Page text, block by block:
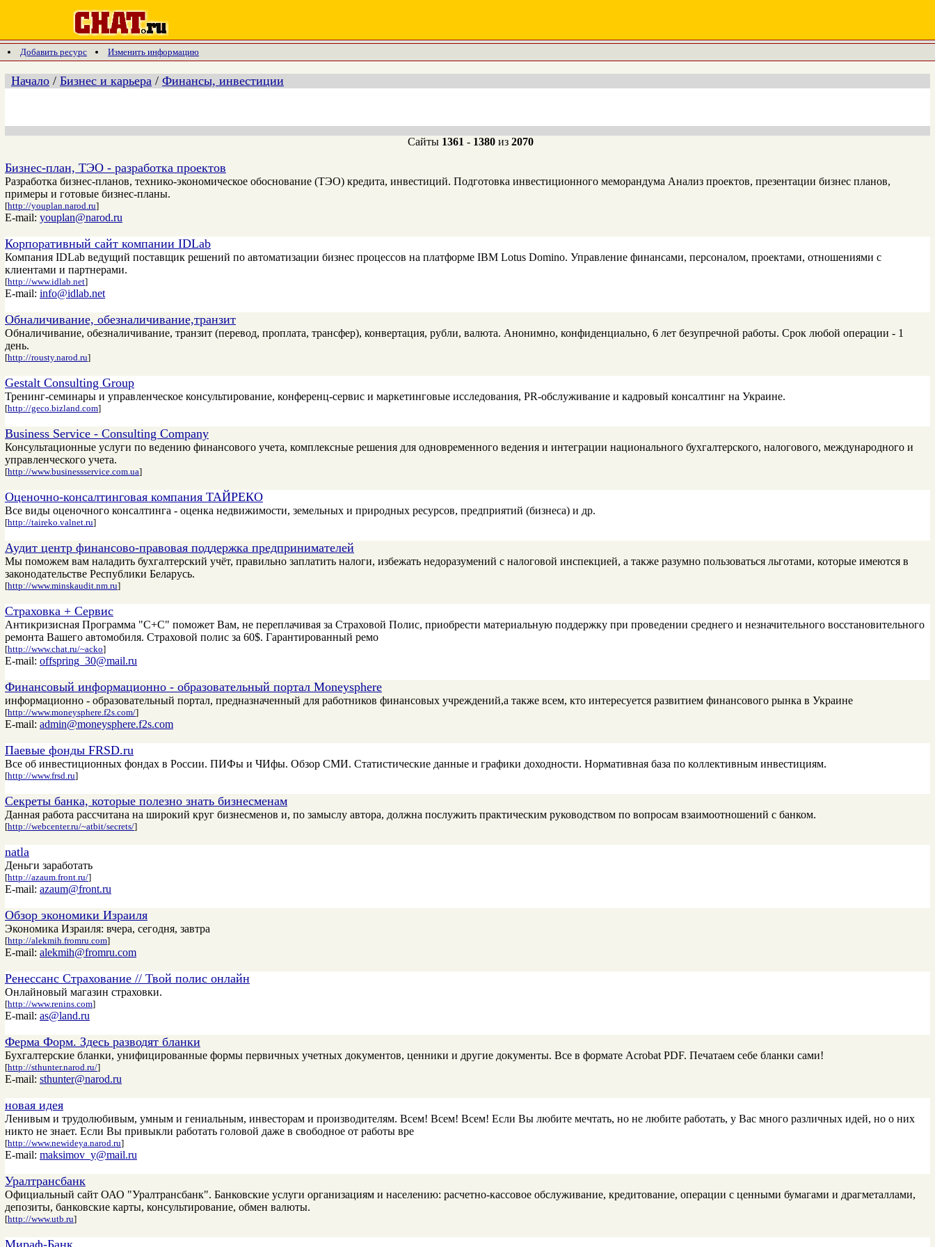
Добавить ресурс Изменить информацию
Начало / Бизнес и карьера / Финансы, инвестиции
Сайты 1361 - 1380из 2070
Бизнес-план, ТЭО - разработка проектов
Разработка бизнес-планов, технико-экономическое обоснование (ТЭО) кредита, инвестиций. Подготовка инвестиционного меморандума Анализ проектов, презентации бизнес планов,
примеры и готовые бизнес-планы.
[http://youplan.narod.ru]
E-mail: youplan@narod.ru
Корпоративный сайт компании IDLab
Компания IDLab ведущий поставщик решений по автоматизации бизнес процессов на платформе IBM Lotus Domino. Управление финансами, персоналом, проектами, отношениями с
клиентами и партнерами.
[http://www.idlab.net]
E-mail: info@idlab.net
Обналичивание, обезналичивание,транзит
Обналичивание, обезналичивание, транзит (перевод, проплата, трансфер), конвертация, рубли, валюта. Анонимно, конфиденциально, 6 лет безупречной работы. Срок любой операции - 1
день.
[http://rousty.narod.ru]
Gestalt Consulting Group
Тренинг-семинары и управленческое консультирование, конференц-сервис и маркетинговые исследования, PR-обслуживание и кадровый консалтинг на Украине.
[http://geco.bizland.com]
Business Service - Consulting Company
Консультационные услуги по ведению финансового учета, комплексные решения для одновременного ведения и интеграции национального бухгалтерского, налогового, международного и
управленческого учета.
[http://www.businessservice.com.ua]
Оценочно-консалтинговая компания ТАЙРЕКО
Все виды оценочного консалтинга - оценка недвижимости, земельных и природных ресурсов, предприятий (бизнеса) и др.
[http://taireko.valnet.ru]
Аудит центр финансово-правовая поддержка предпринимателей
Мы поможем вам наладить бухгалтерский учёт, правильно заплатить налоги, избежать недоразумений с налоговой инспекцией, а также разумно пользоваться льготами, которые имеются в
законодательстве Республики Беларусь.
[http://www.minskaudit.nm.ru]
Страховка + Сервис
Антикризисная Программа "С+С" поможет Вам, не переплачивая за Страховой Полис, приобрести материальную поддержку при проведении среднего и незначительного восстановительного
ремонта Вашего автомобиля. Страховой полис за 60$. Гарантированный ремо
[http://www.chat.ru/~acko]
E-mail: offspring_30@mail.ru
Финансовый информационно - образовательный портал Moneysphere
информационно - образовательный портал, предназначенный для работников финансовых учреждений,а также всем, кто интересуется развитием финансового рынка в Украине
[http://www.moneysphere.f2s.com/]
E-mail: admin@moneysphere.f2s.com
Паевые фонды FRSD.ru
Все об инвестиционных фондах в России. ПИФы и ЧИфы. Обзор СМИ. Статистические данные и графики доходности. Нормативная база по коллективным инвестициям.
[http://www.frsd.ru]
Секреты банка, которые полезно знать бизнесменам
Данная работа рассчитана на широкий круг бизнесменов и, по замыслу автора, должна послужить практическим руководством по вопросам взаимоотношений с банком.
[http://webcenter.ru/~atbit/secrets/]
natla
Деньги заработать
[http://azaum.front.ru/]
E-mail: azaum@front.ru
Обзор экономики Израиля
Экономика Израиля: вчера, сегодня, завтра
[http://alekmih.fromru.com]
E-mail: alekmih@fromru.com
Ренессанс Страхование // Твой полис онлайн
Онлайновый магазин страховки.
[http://www.renins.com]
E-mail: as@land.ru
Ферма Форм. Здесь разводят бланки
Бухгалтерские бланки, унифицированные формы первичных учетных документов, ценники и другие документы. Все в формате Acrobat PDF. Печатаем себе бланки сами!
[http://sthunter.narod.ru/]
E-mail: sthunter@narod.ru
новая идея
Ленивым и трудолюбивым, умным и гениальным, инвесторам и производителям. Всем! Всем! Всем! Если Вы любите мечтать, но не любите работать, у Вас много различных идей, но о них
никто не знает. Если Вы привыкли работать головой даже в свободное от работы вре
[http://www.newideya.narod.ru]
E-mail: maksimov_y@mail.ru
Уралтрансбанк
Официальный сайт ОАО "Уралтрансбанк". Банковские услуги организациям и населению: расчетно-кассовое обслуживание, кредитование, операции с ценными бумагами и драгметаллами,
депозиты, банковские карты, консультирование, обмен валюты.
[http://www.utb.ru]
Мираф-Банк